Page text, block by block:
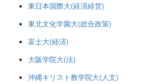
東日本国際大(経済経営)
東北文化学園大(総合政策)
富士大(経済)
大阪学院大(法)
沖縄キリスト教学院大(人文)